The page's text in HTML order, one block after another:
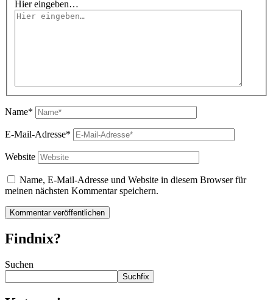
Hier eingeben…
Name*
E-Mail-Adresse*
Website
Name, E-Mail-Adresse und Website in diesem Browser für
meinen nächsten Kommentar speichern.
Findnix?
Suchen
Suchfix